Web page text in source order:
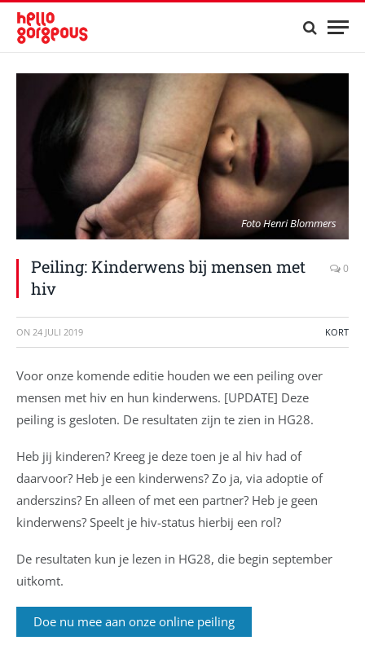
Foto Henri Blommers
Peiling: Kinderwens bij mensen met
hiv
0
ON 24 JULI 2019 KORT
Voor onze komende editie houden we een peiling over
mensen met hiv en hun kinderwens. [UPDATE] Deze
peiling is gesloten. De resultaten zijn te zien in HG28.
Heb jij kinderen? Kreeg je deze toen je al hiv had of
daarvoor? Heb je een kinderwens? Zo ja, via adoptie of
anderszins? En alleen of met een partner? Heb je geen
kinderwens? Speelt je hiv-status hierbij een rol?
De resultaten kun je lezen in HG28, die begin september
uitkomt.
Doe nu mee aan onze online peiling